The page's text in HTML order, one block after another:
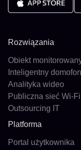
Rozwiązania
Obiekt
Inteligentny domofon
Analityka wideo
Publiczna sieć Wi-Fi
Outsourcing IT
Platforma
Portal użytkownika